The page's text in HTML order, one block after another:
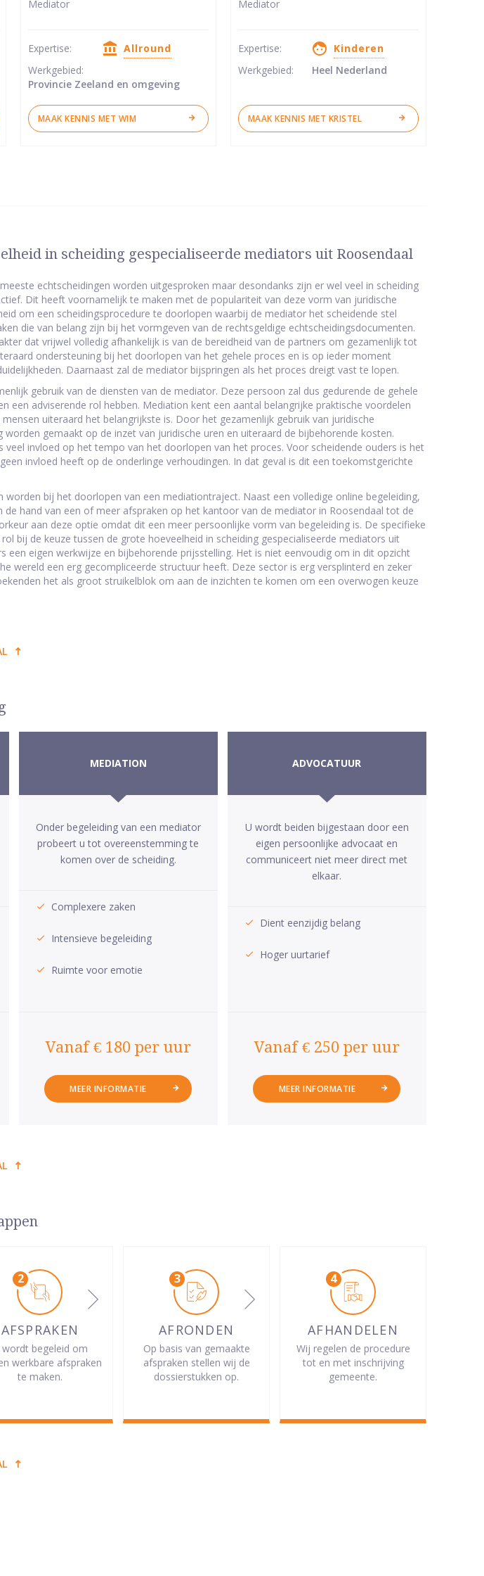
sterren
Mediator
Expertise:
Allround
Werkgebied:
Provincie Zeeland en omgeving
MAAK KENNIS MET WIM
sterren
Mediator
Expertise:
Kinderen
Werkgebied:
Heel Nederland
MAAK KENNIS MET KRISTEL
in scheiding gespecialiseerde mediators uit Roosendaal
echtscheidingen worden uitgesproken maar desondanks zijn er wel veel in scheiding
Dit heeft voornamelijk te maken met de populariteit van deze vorm van juridische
om een scheidingsprocedure te doorlopen waarbij de mediator het scheidende stel
die van belang zijn bij het vormgeven van de rechtsgeldige echtscheidingsdocumenten.
dat vrijwel volledig afhankelijk is van de bereidheid van de partners om gezamenlijk tot
ondersteuning bij het doorlopen van het gehele proces en is op ieder moment
Daarnaast zal de mediator bijspringen als het proces dreigt vast te lopen.
gebruik van de diensten van de mediator. Deze persoon zal dus gedurende de gehele
een adviserende rol hebben. Mediation kent een aantal belangrijke praktische voordelen
uiteraard het belangrijkste is. Door het gezamenlijk gebruik van juridische
worden gemaakt op de inzet van juridische uren en uiteraard de bijbehorende kosten.
veel invloed op het tempo van het doorlopen van het proces. Voor scheidende ouders is het
invloed heeft op de onderlinge verhoudingen. In dat geval is dit een toekomstgerichte
worden bij het doorlopen van een mediationtraject. Naast een volledige online begeleiding,
hand van een of meer afspraken op het kantoor van de mediator in Roosendaal tot de
aan deze optie omdat dit een meer persoonlijke vorm van begeleiding is. De specifieke
bij de keuze tussen de grote hoeveelheid in scheiding gespecialiseerde mediators uit
een eigen werkwijze en bijbehorende prijsstelling. Het is niet eenvoudig om in dit opzicht
wereld een erg gecompliceerde structuur heeft. Deze sector is erg versplinterd en zeker
het als groot struikelblok om aan de inzichten te komen om een overwogen keuze
MEDIATION
Onder begeleiding van een mediator
probeert u tot overeenstemming te
komen over de scheiding.
Complexere zaken
Intensieve begeleiding
Ruimte voor emotie
Vanaf € 180 per uur
MEER INFORMATIE
ADVOCATUUR
U wordt beiden bijgestaan door een
eigen persoonlijke advocaat en
communiceert niet meer direct met
elkaar.
Dient eenzijdig belang
Hoger uurtarief
Vanaf € 250 per uur
MEER INFORMATIE
AFSPRAKEN
wordt begeleid om
werkbare afspraken
te maken.
AFRONDEN
Op basis van gemaakte
afspraken stellen wij de
dossierstukken op.
AFHANDELEN
Wij regelen de procedure
tot en met inschrijving
gemeente.